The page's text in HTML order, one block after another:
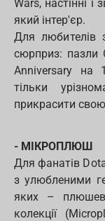
Wars, настінні
який інтер'єр.
Для любителів
сюрприз: пазли
Anniversary на
тільки
прикрасити
- МІКРОПЛЮШ
Для фанатів
з улюбленими
яких –
колекції